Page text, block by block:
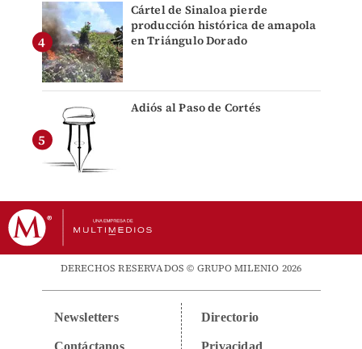
Cártel de Sinaloa pierde
producción histórica de amapola
en Triángulo Dorado
Adiós al Paso de Cortés
DERECHOS RESERVADOS © GRUPO MILENIO 2026
Newsletters
Contáctanos
Directorio
Privacidad